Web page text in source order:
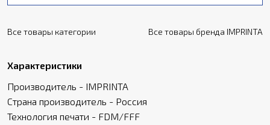
Все товары категории Все товары бренда IMPRINTA
Характеристики
Производитель - IMPRINTA
Страна производитель - Россия
Технология печати - FDM/FFF